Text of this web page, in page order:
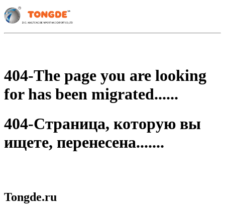
404-The page you are looking
for has been migrated......
404-Страница, которую вы
ищете, перенесена.......
Tongde.ru